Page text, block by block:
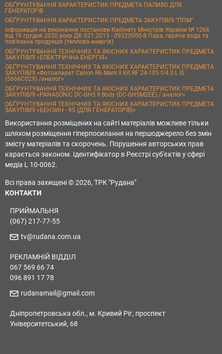
ОБҐРУНТУВАННЯ ХАРАКТЕРИСТИК ПРЕДМЕТА ПАЛИВО ДЛЯ
ГЕНЕРАТОРІВ
ОБҐРУНТУВАННЯ ХАРАКТЕРИСТИК ПРЕДМЕТА ЗАКУПІВЛІ "ППМ"
Інформація на виконання постанови Кабінету Міністрів України № 1266
від 16 грудня 2020 року ДК 021:2015 - 09320000-8 Пара, гаряча вода та
пов’язана продукція (теплова енергія)
ОБҐРУНТУВАННЯ ТЕХНІЧНИХ ТА ЯКІСНИХ ХАРАКТЕРИСТИК ПРЕДМЕТА
ЗАКУПІВЛІ «ЕЛЕКТРИЧНА ЕНЕРГІЯ»
ОБҐРУНТУВАННЯ ТЕХНІЧНИХ ТА ЯКІСНИХ ХАРАКТЕРИСТИК ПРЕДМЕТА
ЗАКУПІВЛІ «Фотоапарат Canon R6 Mark II Kit RF 24-105 f/4.0 L IS
(5666C029) /аналог»
ОБҐРУНТУВАННЯ ТЕХНІЧНИХ ТА ЯКІСНИХ ХАРАКТЕРИСТИК ПРЕДМЕТА
ЗАКУПІВЛІ «PANASONIC DC-GH5 II Body (DC-GH5M2EE) / аналог»
ОБҐРУНТУВАННЯ ТЕХНІЧНИХ ТА ЯКІСНИХ ХАРАКТЕРИСТИК ПРЕДМЕТА
ЗАКУПІВЛІ «БЕНЗИН - 95 (ДЛЯ ГЕНЕРАТОРІВ)»
Використання розміщених на сайті матеріалів можливе тільки
шляхом розміщення гіперпосилання на першоджерело без змін
змісту матеріалів та скорочень. Порушення авторських прав
карається законом. Ідентифікатор в Реєстрі суб'єктів у сфері
медіа L 10-0062.
Всі права захищені © 2026, ТРК "Рудана"
КОНТАКТИ
ПРИЙМАЛЬНЯ
(067) 217-77-55
tv@rudana.com.ua
РЕКЛАМНІЙ ВІДДІЛ
067 569 66 74
096 891 17 78
rudanamail@gmail.com
Дніпропетровська обл., м. Кривий Ріг, проспект
Університетський, 68